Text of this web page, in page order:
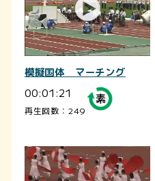
模擬国体 マーチング
00:01:21
再生回数：249